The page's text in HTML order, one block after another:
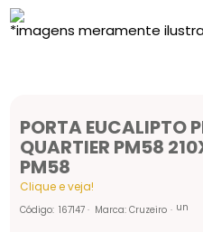
PORTA EUCALIPTO
QUARTIER PM58
PM58
Clique e veja!
Código: 167147 Marca:Cruzeiro un